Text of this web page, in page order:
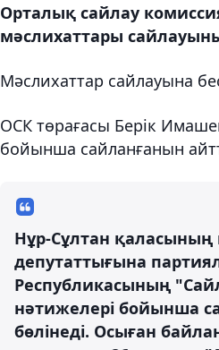
Орталық сайлау
мәслихаттары
Мәслихаттар сайлауына
ОСК төрағасы Берік
бойынша сайланғанын
Нұр-Сұлтан
депутаттығына
Республикасының
нәтижелері бойынша
бөлінеді. Осыған